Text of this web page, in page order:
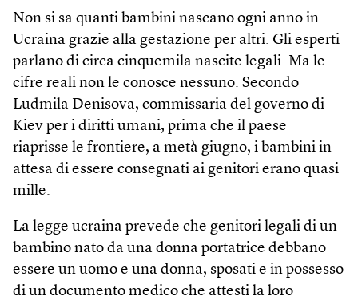
Non si sa quanti bambini nascano ogni anno in
Ucraina grazie alla gestazione per altri. Gli esperti
parlano di circa cinquemila nascite legali. Ma le
cifre reali non le conosce nessuno. Secondo
Ludmila Denisova, commissaria del governo di
Kiev per i diritti umani, prima che il paese
riaprisse le frontiere, a metà giugno, i bambini in
attesa di essere consegnati ai genitori erano quasi
mille.
La legge ucraina prevede che genitori legali di un
bambino nato da una donna portatrice debbano
essere un uomo e una donna, sposati e in possesso
di un documento medico che attesti la loro